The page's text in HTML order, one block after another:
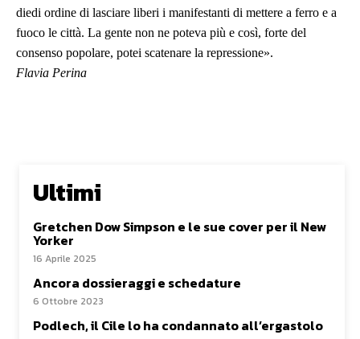
diedi ordine di lasciare liberi i manifestanti di mettere a ferro e a
fuoco le città. La gente non ne poteva più e così, forte del
consenso popolare, potei scatenare la repressione».
Flavia Perina
Ultimi
Gretchen Dow Simpson e le sue cover per il New
Yorker
16 Aprile 2025
Ancora dossieraggi e schedature
6 Ottobre 2023
Podlech, il Cile lo ha condannato all’ergastolo